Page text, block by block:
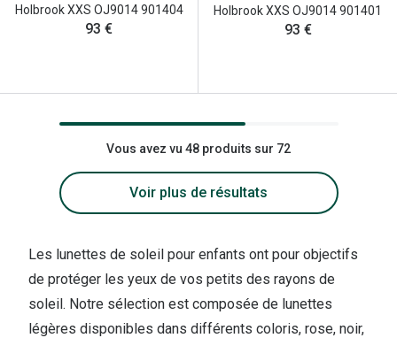
Holbrook XXS OJ9014 901404
93 €
Holbrook XXS OJ9014 901401
93 €
Vous avez vu 48 produits sur 72
Voir plus de résultats
Les lunettes de soleil pour enfants ont pour objectifs
de protéger les yeux de vos petits des rayons de
soleil. Notre sélection est composée de lunettes
légères disponibles dans différents coloris, rose, noir,